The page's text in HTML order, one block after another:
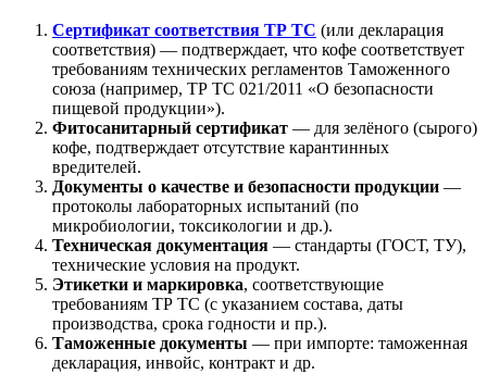
Сертификат соответствия ТР ТС (или декларация
соответствия) — подтверждает, что кофе соответствует
требованиям технических регламентов Таможенного
союза (например, ТР ТС 021/2011 «О безопасности
пищевой продукции»).
Фитосанитарный сертификат — для зелёного (сырого)
кофе, подтверждает отсутствие карантинных
вредителей.
Документы о качестве и безопасности продукции —
протоколы лабораторных испытаний (по
микробиологии, токсикологии и др.).
Техническая документация — стандарты (ГОСТ, ТУ),
технические условия на продукт.
Этикетки и маркировка, соответствующие
требованиям ТР ТС (с указанием состава, даты
производства, срока годности и пр.).
Таможенные документы — при импорте: таможенная
декларация, инвойс, контракт и др.